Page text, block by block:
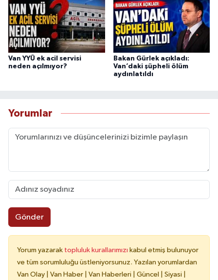
Van YYÜ ek acil servisi
neden açılmıyor?
Bakan Gürlek açıkladı:
Van’daki şüpheli ölüm
aydınlatıldı
Yorumlar
Gönder
Yorum yazarak topluluk kurallarımızı kabul etmiş bulunuyor
ve tüm sorumluluğu üstleniyorsunuz. Yazılan yorumlardan
Van Olay | Van Haber | Van Haberleri | Güncel | Siyasi |